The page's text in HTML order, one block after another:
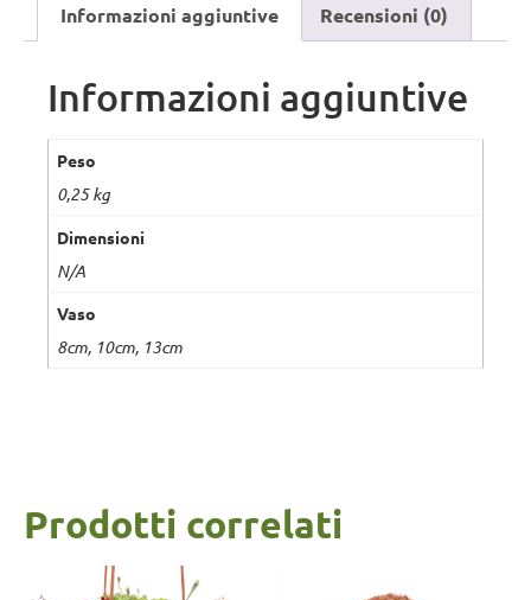
Informazioni aggiuntive Recensioni (0)
Informazioni aggiuntive
Peso
0,25 kg
Dimensioni
N/A
Vaso
8cm, 10cm, 13cm
Prodotti correlati